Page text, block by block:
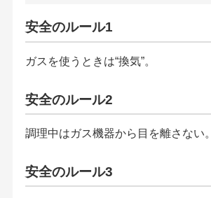
安全のルール1
ガスを使うときは“換気”。
安全のルール2
調理中はガス機器から目を離さない。
安全のルール3